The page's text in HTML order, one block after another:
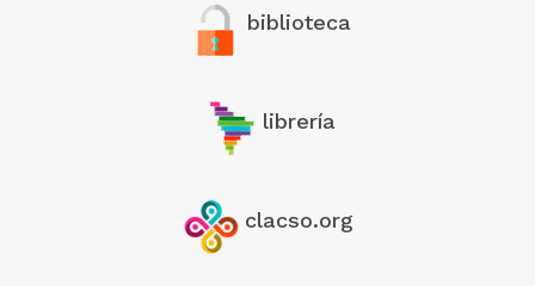
biblioteca
librería
clacso.org